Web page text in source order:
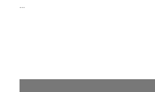
...